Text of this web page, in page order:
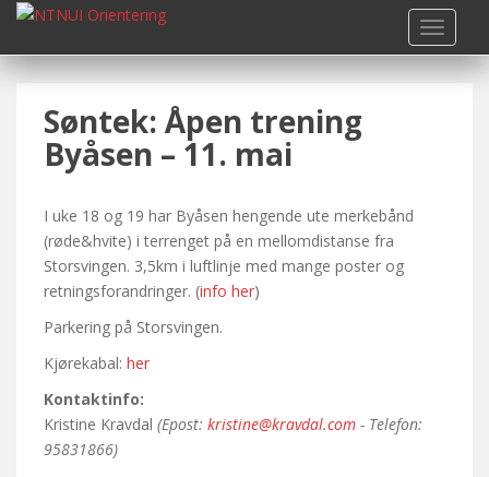
i
Søntek: Åpen trening
Byåsen – 11. mai
I uke 18 og 19 har Byåsen hengende ute merkebånd
(røde&hvite) i terrenget på en mellomdistanse fra
Storsvingen. 3,5km i luftlinje med mange poster og
retningsforandringer. (info her)
Parkering på Storsvingen.
Kjørekabal: her
Kontaktinfo:
Kristine Kravdal (Epost: kristine@kravdal.com - Telefon:
95831866)